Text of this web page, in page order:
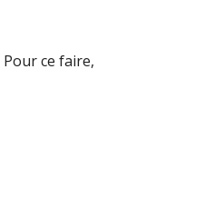
ce faire,